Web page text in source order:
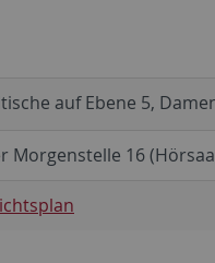
auf Ebene 5,
Morgenstelle 16